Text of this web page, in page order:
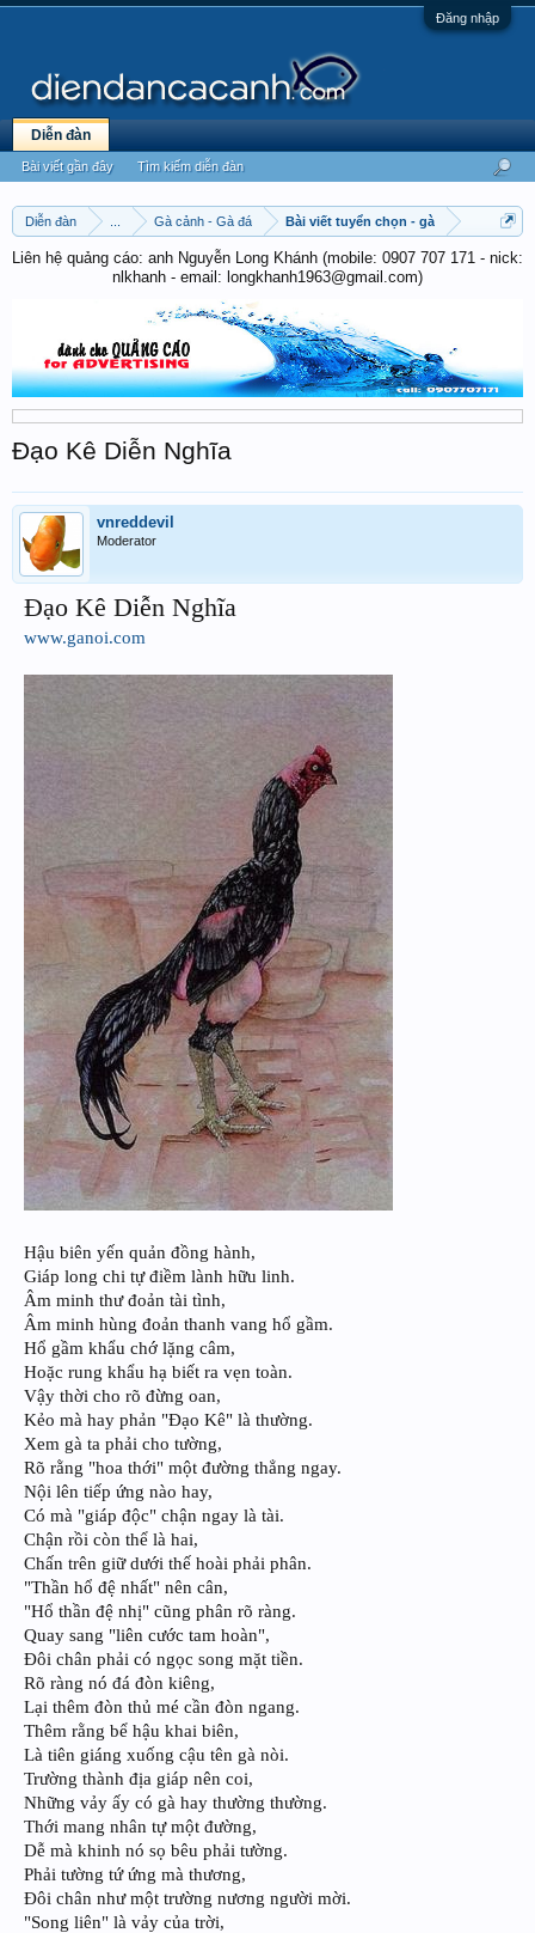
Đăng nhập
Diễn đàn Gà cảnh - Gà đá Bài viết tuyển chọn - gà
Liên hệ quảng cáo: anh Nguyễn Long Khánh (mobile: 0907 707 171 - nick:
nlkhanh - email: longkhanh1963@gmail.com)
Đạo Kê Diễn Nghĩa
vnreddevil
Moderator
Đạo Kê Diễn Nghĩa
www.ganoi.com
Hậu biên yến quản đồng hành,
Giáp long chi tự điềm lành hữu linh.
Âm minh thư đoản tài tình,
Âm minh hùng đoản thanh vang hổ gầm.
Hổ gầm khẩu chớ lặng câm,
Hoặc rung khẩu hạ biết ra vẹn toàn.
Vậy thời cho rõ đừng oan,
Kẻo mà hay phản "Đạo Kê" là thường.
Xem gà ta phải cho tường,
Rõ rằng "hoa thới" một đường thẳng ngay.
Nội lên tiếp ứng nào hay,
Có mà "giáp độc" chận ngay là tài.
Chận rồi còn thể là hai,
Chấn trên giữ dưới thế hoài phải phân.
"Thần hổ đệ nhất" nên cân,
"Hổ thần đệ nhị" cũng phân rõ ràng.
Quay sang "liên cước tam hoàn",
Đôi chân phải có ngọc song mặt tiền.
Rõ ràng nó đá đòn kiêng,
Lại thêm đòn thủ mé cần đòn ngang.
Thêm rằng bể hậu khai biên,
Là tiên giáng xuống cậu tên gà nòi.
Trường thành địa giáp nên coi,
Những vảy ấy có gà hay thường thường.
Thới mang nhân tự một đường,
Dễ mà khinh nó sọ bêu phải tường.
Phải tường tứ ứng mà thương,
Đôi chân như một trường nương người mời.
"Song liên" là vảy của trời,
Diễn đàn
Bài viết gần đây Tìm kiếm diễn đàn